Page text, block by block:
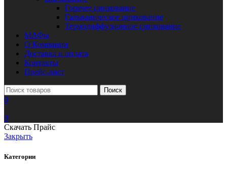
Горячее цинкование
Гальваническое цинкование
Термодиффузионное цинкование
МАФы
О Компании
Доставка и оплата
Контакты
Прайс-лист
Поиск
0
0
Скачать Прайс
Закрыть
Категории